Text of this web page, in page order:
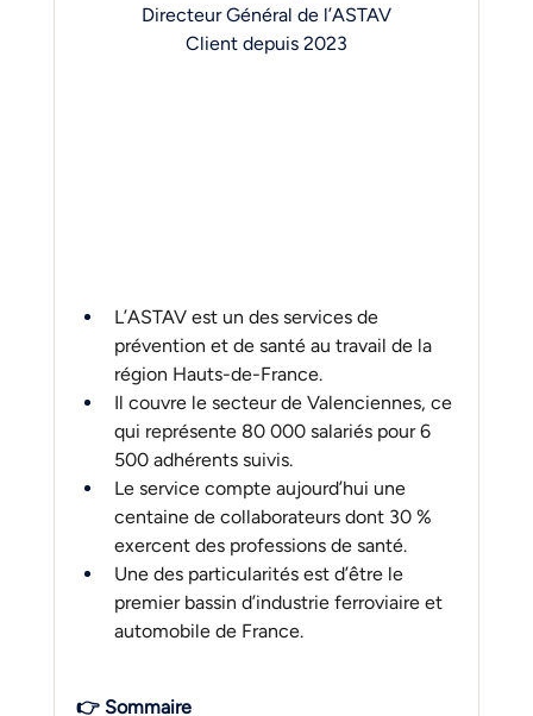
Directeur Général de l’ASTAV
Client depuis 2023
L’ASTAV est un des services de
prévention et de santé au travail de la
région Hauts-de-France.
Il couvre le secteur de Valenciennes, ce
qui représente 80 000 salariés pour 6
500 adhérents suivis.
Le service compte aujourd’hui une
centaine de collaborateurs dont 30 %
exercent des professions de santé.
Une des particularités est d’être le
premier bassin d’industrie ferroviaire et
automobile de France.
👉 Sommaire